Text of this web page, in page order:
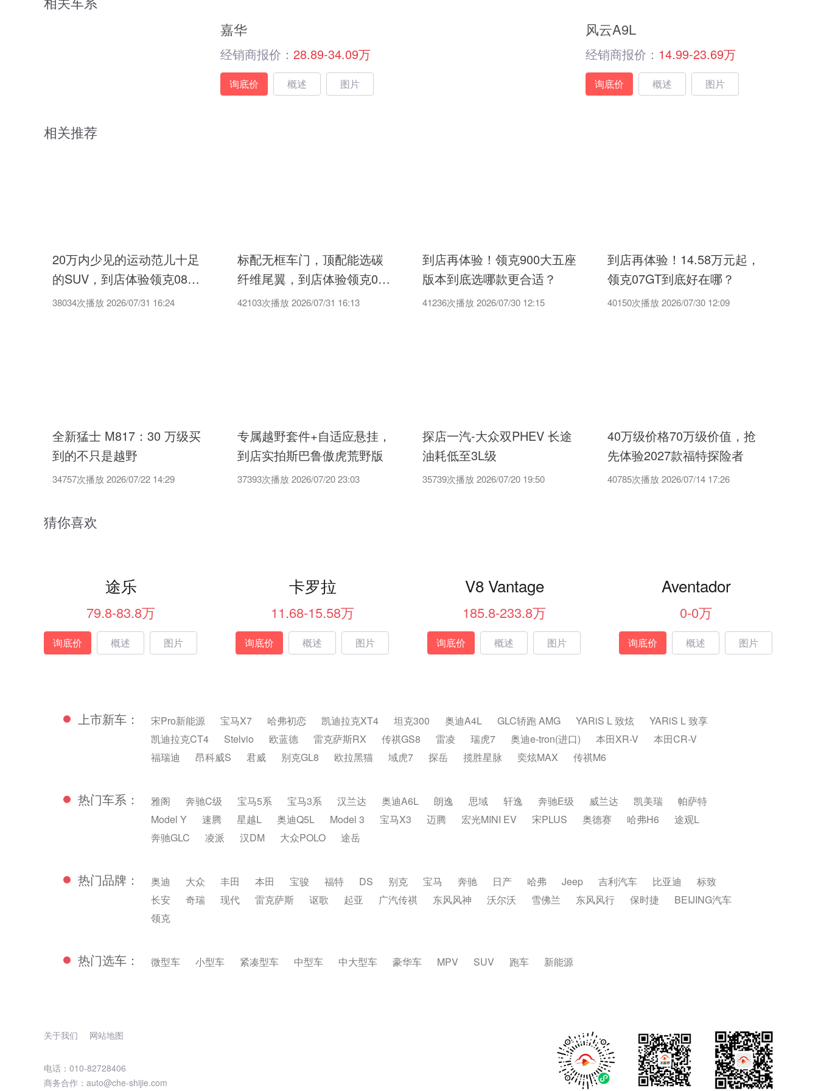
嘉华
经销商报价： 28.89-34.09万
询底价 概述 图片
风云A9L
经销商报价： 14.99-23.69万
询底价 概述 图片
相关推荐
20万内少见的运动范儿十足
的SUV，到店体验领克08
EM-P
38034次播放 2026/07/31 16:24
标配无框车门，顶配能选碳
纤维尾翼，到店体验领克07
EM-P
42103次播放 2026/07/31 16:13
到店再体验！领克900大五座
版本到底选哪款更合适？
41236次播放 2026/07/30 12:15
到店再体验！14.58万元起，
领克07GT到底好在哪？
40150次播放 2026/07/30 12:09
全新猛士 M817：30 万级买
到的不只是越野
34757次播放 2026/07/22 14:29
专属越野套件+自适应悬挂，
到店实拍斯巴鲁傲虎荒野版
37393次播放 2026/07/20 23:03
探店一汽-大众双PHEV 长途
油耗低至3L级
35739次播放 2026/07/20 19:50
40万级价格70万级价值，抢
先体验2027款福特探险者
40785次播放 2026/07/14 17:26
猜你喜欢
途乐
79.8-83.8万
询底价 概述 图片
卡罗拉
11.68-15.58万
询底价 概述 图片
V8 Vantage
185.8-233.8万
询底价 概述 图片
Aventador
0-0万
询底价 概述 图片
上市新车： 宋Pro新能源 宝马X7 哈弗初恋 凯迪拉克XT4 坦克300 奥迪A4L GLC轿跑 AMG YARiS L 致炫
YARiS L 致享
凯迪拉克CT4
Stelvio 欧蓝德 雷克萨斯RX 传祺GS8 雷凌 瑞虎7 奥迪e-tron(进口) 本田XR-V
本田CR-V
福瑞迪
昂科威S 君威 别克GL8 欧拉黑猫 域虎7 探岳 揽胜星脉 奕炫MAX 传祺M6
热门车系： 雅阁 奔驰C级 宝马5系 宝马3系 汉兰达 奥迪A6L 朗逸 思域 轩逸 奔驰E级 威兰达 凯美瑞
帕萨特
Model Y
速腾 星越L 奥迪Q5L Model 3 宝马X3 迈腾 宏光MINI EV 宋PLUS 奥德赛 哈弗H6
途观L
奔驰GLC
凌派 汉DM 大众POLO 途岳
热门品牌： 奥迪 大众 丰田 本田 宝骏 福特 DS 别克 宝马 奔驰 日产 哈弗 Jeep 吉利汽车 比亚迪
标致
长安
奇瑞 现代 雷克萨斯 讴歌 起亚 广汽传祺 东风风神 沃尔沃 雪佛兰 东风风行 保时捷
BEIJING汽车
领克
热门选车： 微型车 小型车 紧凑型车 中型车 中大型车 豪华车 MPV SUV 跑车 新能源
关于我们 网站地图
电话：010-82728406
商务合作：auto@che-shijie.com